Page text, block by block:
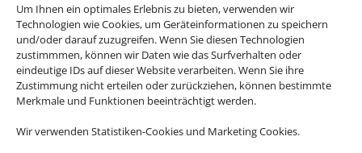
Um Ihnen ein optimales Erlebnis zu bieten, verwenden wir
Technologien wie Cookies, um Geräteinformationen zu speichern
und/oder darauf zuzugreifen. Wenn Sie diesen Technologien
zustimmmen, können wir Daten wie das Surfverhalten oder
eindeutige IDs auf dieser Website verarbeiten. Wenn Sie ihre
Zustimmung nicht erteilen oder zurückziehen, können bestimmte
Merkmale und Funktionen beeinträchtigt werden.
Wir verwenden Statistiken-Cookies und Marketing Cookies.
Z
Alles Inklusive
Inkl. Vollkaskoschutz, Erstattung der Selbstbeteiligung, freie
Kilometer uvm